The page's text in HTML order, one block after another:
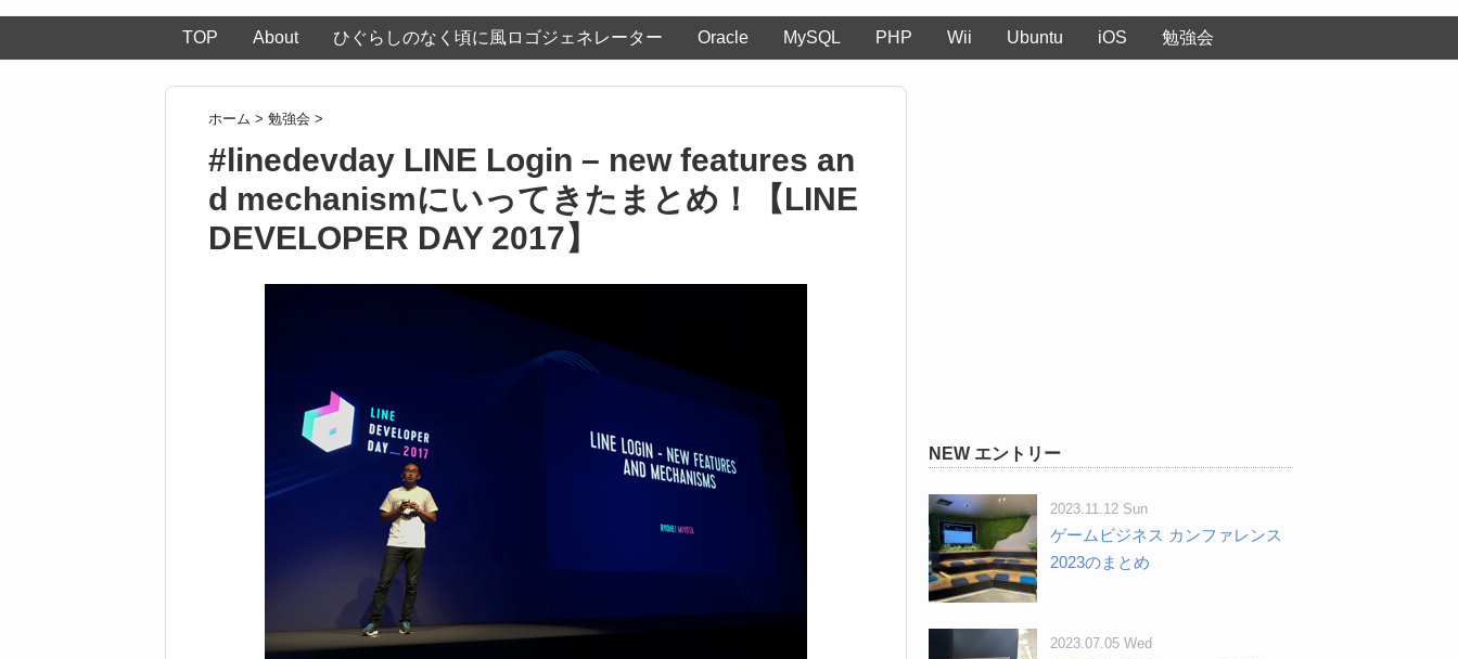
TOP About ひぐらしのなく頃に風ロゴジェネレーター Oracle MySQL PHP Wii Ubuntu iOS 勉強会
ホーム > 勉強会 >
#linedevday LINE Login – new features an
d mechanismにいってきたまとめ！【LINE
DEVELOPER DAY 2017】
NEW エントリー
2023.11.12 Sun
ゲームビジネス カンファレンス
2023のまとめ
2023.07.05 Wed